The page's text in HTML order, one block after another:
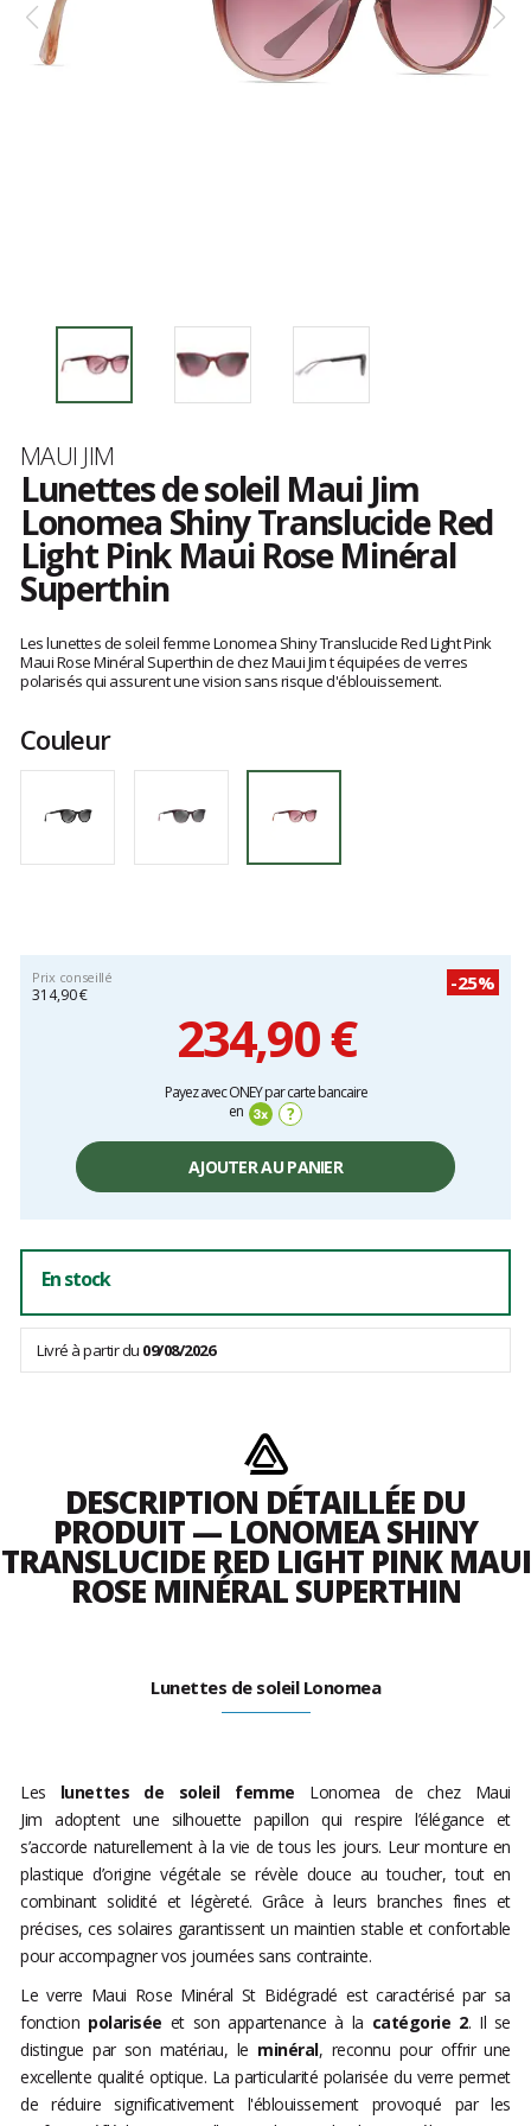
Marque
MAUI JIM
Lunettes de soleil Maui Jim
Lonomea Shiny Translucide Red
Light Pink Maui Rose Minéral
Superthin
avis
clients
Les lunettes de soleil femme Lonomea Shiny Translucide Red Light Pink
Maui Rose Minéral Superthin de chez Maui Jim t équipées de verres
polarisés qui assurent une vision sans risque d'éblouissement.
Couleur
Prix conseillé
314,90 €
-25%
234,90 €
Payez avec ONEY par carte bancaire
en
?
AJOUTER AU PANIER
En stock
Livré à partir du 09/08/2026
DESCRIPTION DÉTAILLÉE DU
PRODUIT — LONOMEA SHINY
TRANSLUCIDE RED LIGHT PINK MAUI
ROSE MINÉRAL SUPERTHIN
Lunettes de soleil Lonomea
Les lunettes de soleil femme Lonomea de chez Maui
Jim adoptent une silhouette papillon qui respire l’élégance et
s’accorde naturellement à la vie de tous les jours. Leur monture en
plastique d’origine végétale se révèle douce au toucher, tout en
combinant solidité et légèreté. Grâce à leurs branches fines et
précises, ces solaires garantissent un maintien stable et confortable
pour accompagner vos journées sans contrainte.
Le verre Maui Rose Minéral St Bidégradé est caractérisé par sa
fonction polarisée et son appartenance à la catégorie 2. Il se
distingue par son matériau, le minéral, reconnu pour offrir une
excellente qualité optique. La particularité polarisée du verre permet
de réduire significativement l'éblouissement provoqué par les